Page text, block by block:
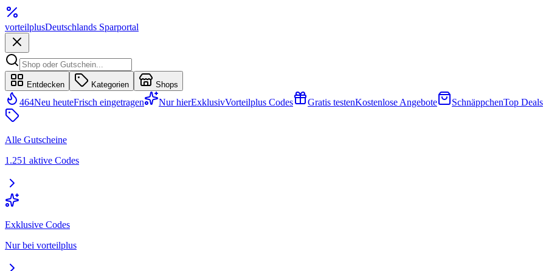
vorteilplusDeutschlands Sparportal
Entdecken Kategorien Shops
464Neu heuteFrisch eingetragen Nur hierExklusivVorteilplus Codes Gratis testenKostenlose Angebote SchnäppchenTop Deals
Alle Gutscheine
1.251 aktive Codes
Exklusive Codes
Nur bei vorteilplus